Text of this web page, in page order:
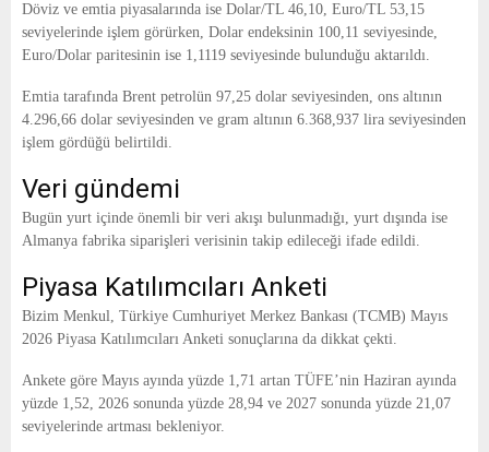
U
Döviz ve emtia piyasalarında ise Dolar/TL 46,10, Euro/TL 53,15
seviyelerinde işlem görürken, Dolar endeksinin 100,11 seviyesinde,
Euro/Dolar paritesinin ise 1,1119 seviyesinde bulunduğu aktarıldı.
Emtia tarafında Brent petrolün 97,25 dolar seviyesinden, ons altının
4.296,66 dolar seviyesinden ve gram altının 6.368,937 lira seviyesinden
işlem gördüğü belirtildi.
Veri gündemi
Bugün yurt içinde önemli bir veri akışı bulunmadığı, yurt dışında ise
Almanya fabrika siparişleri verisinin takip edileceği ifade edildi.
Piyasa Katılımcıları Anketi
Bizim Menkul, Türkiye Cumhuriyet Merkez Bankası (TCMB) Mayıs
2026 Piyasa Katılımcıları Anketi sonuçlarına da dikkat çekti.
Ankete göre Mayıs ayında yüzde 1,71 artan TÜFE’nin Haziran ayında
yüzde 1,52, 2026 sonunda yüzde 28,94 ve 2027 sonunda yüzde 21,07
seviyelerinde artması bekleniyor.